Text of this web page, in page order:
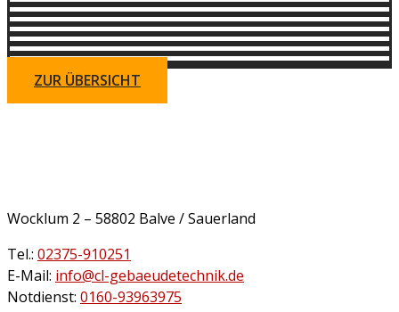
ZUR ÜBERSICHT
Wocklum 2 – 58802 Balve / Sauerland
Tel.: 02375-910251
E-Mail: info@cl-gebaeudetechnik.de
Notdienst: 0160-93963975